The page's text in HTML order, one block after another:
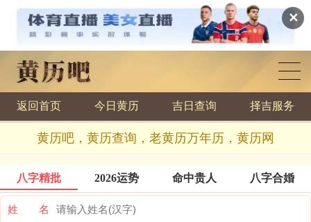
✕
黄历查询
返回首页 今日黄历 吉日查询 择吉服务
黄历吧，黄历查询，老黄历万年历，黄历网
八字精批 2026运势 命中贵人 八字合婚
姓 名